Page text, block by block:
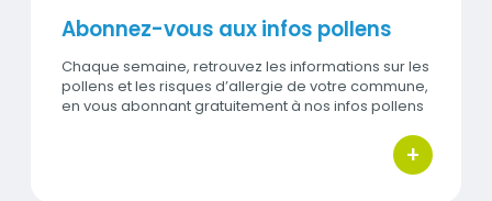
Abonnez-vous aux infos pollens
Chaque semaine, retrouvez les informations sur les
pollens et les risques d’allergie de votre commune,
en vous abonnant gratuitement à nos infos pollens
+
bouton